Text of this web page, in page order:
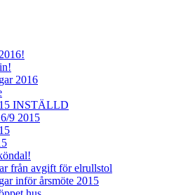
2016
INSTÄLLD
9 2015
från avgift för elrullstol
inför årsmöte 2015